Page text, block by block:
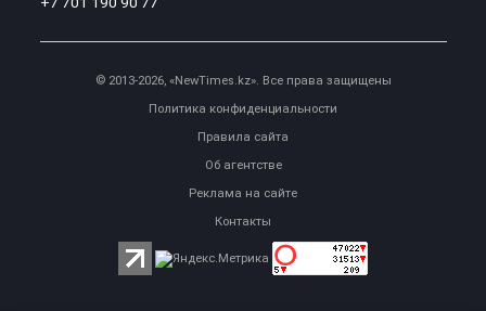
© 2013-2026, «NewTimes.kz». Все права защищены
Политика конфиденциальности
Правила сайта
Об агентстве
Реклама на сайте
Контакты